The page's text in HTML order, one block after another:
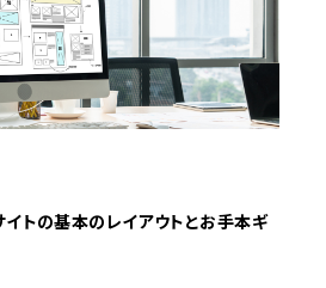
トの基本のレイアウトとお手本ギ